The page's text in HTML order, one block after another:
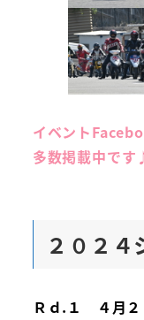
イベント
多数掲載中です
２０２４
Ｒｄ.１ ４月